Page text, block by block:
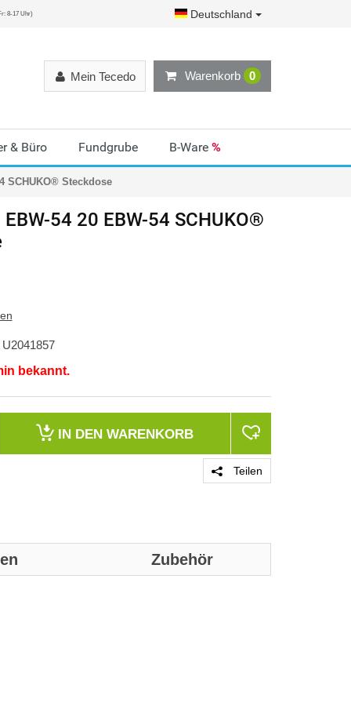
8-17 Uhr) Deutschland
Warenkorb 0
Mein Tecedo
& Büro Fundgrube B-Ware %
SCHUKO® Steckdose
EBW-54 20 EBW-54 SCHUKO®
U2041857
bekannt.
IN DEN WARENKORB
Teilen
Zubehör